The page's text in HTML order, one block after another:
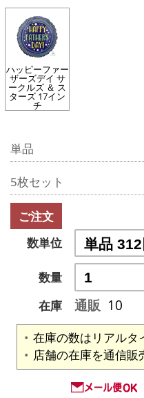
ハッピーファー
ザーズデイ サ
ークルズ ＆ ス
ターズ 17イン
チ
単品
5枚セット
ご注文
数単位
数量
在庫
通販 10
在庫の数はリアルタ
店舗の在庫を通信販